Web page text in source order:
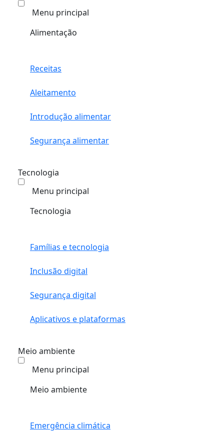
Menu principal
Alimentação
Receitas
Aleitamento
Introdução alimentar
Segurança alimentar
Tecnologia
Menu principal
Tecnologia
Famílias e tecnologia
Inclusão digital
Segurança digital
Aplicativos e plataformas
Meio ambiente
Menu principal
Meio ambiente
Emergência climática